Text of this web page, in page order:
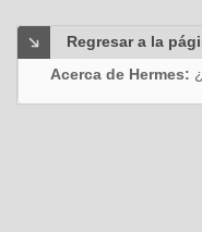
Regresar a la
Acerca de Hermes: